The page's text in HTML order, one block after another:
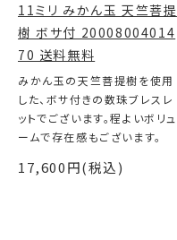
11ミリ みかん玉 天竺菩提
樹 ボサ付 20008004014
70 送料無料
みかん玉の天竺菩提樹を使用
した、ボサ付きの数珠ブレスレ
ットでございます。程よいボリュ
ームで存在感もございます。
17,600円(税込)